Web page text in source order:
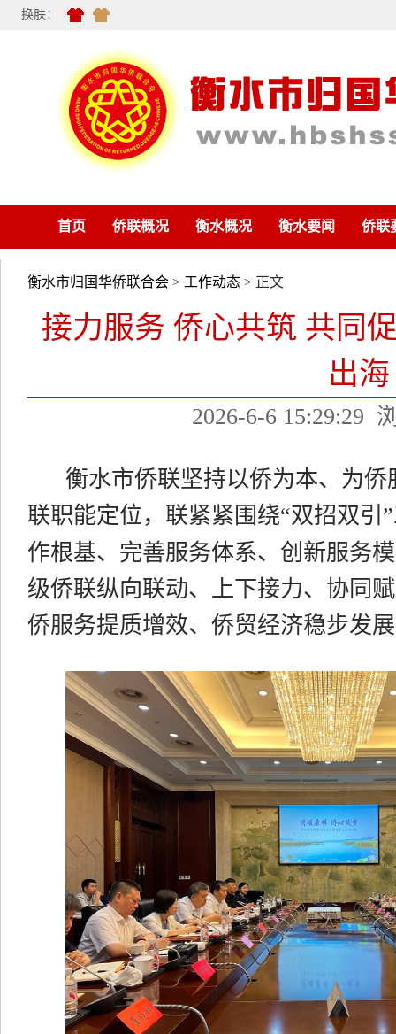
换肤：
首页 侨联概况 衡水概况 衡水要闻 侨联
衡水市归国华侨联合会 > 工作动态 > 正文
接力服务 侨心共筑 共同
出海
2026-6-6 15:29:29
衡水市侨联坚持以侨为本、为
联职能定位， 联紧紧围绕“双招双引
作根基、完善服务体系、创新服务
级侨联纵向联动、上下接力、协同
侨服务提质增效、侨贸经济稳步发